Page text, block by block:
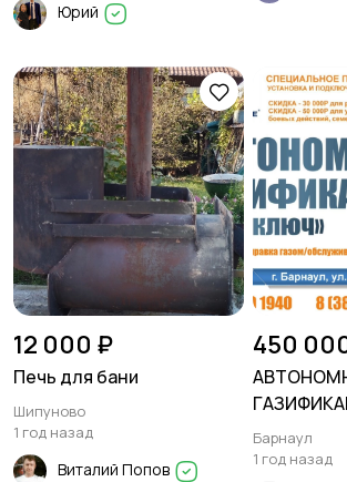
Юрий
12 000 ₽
Печь для бани
Шипуново
1 год назад
Виталий Попов
450
ЦИКЛА
Барнаул
1 год назад